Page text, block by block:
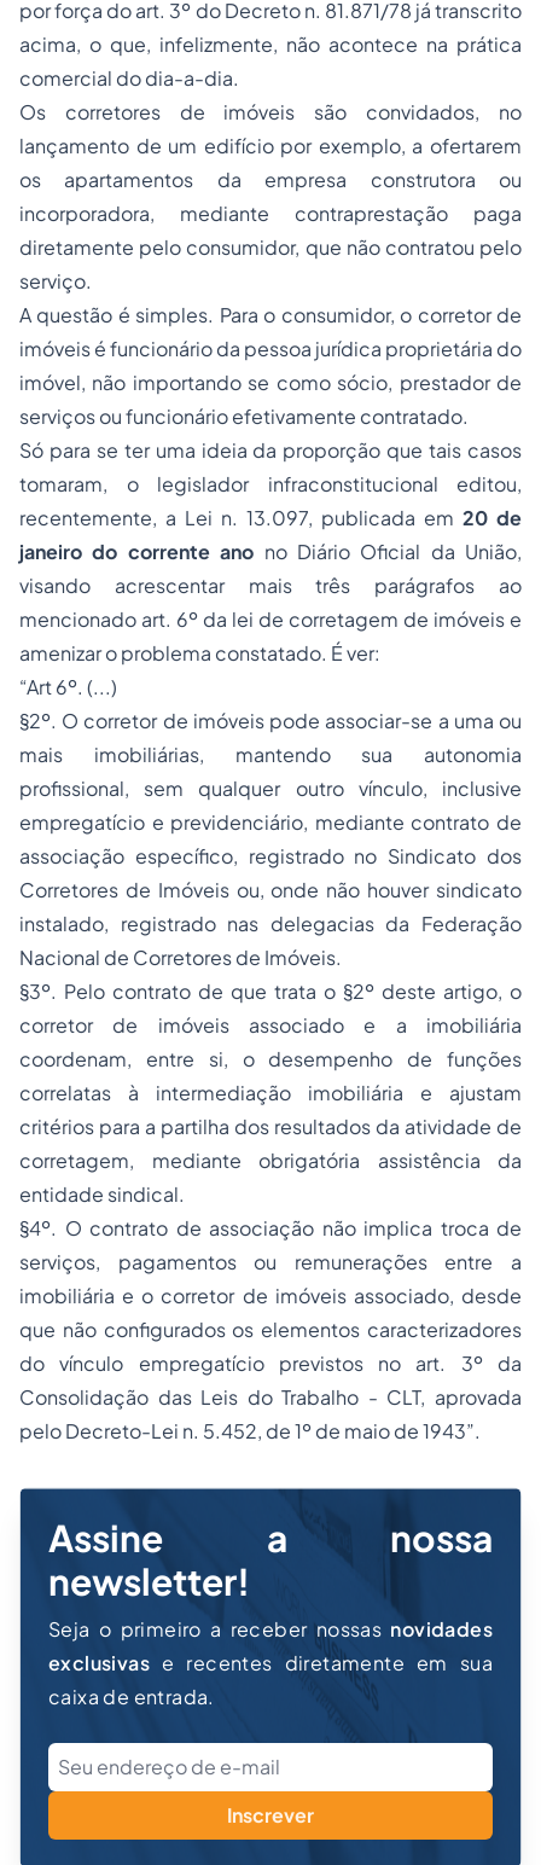
por força do art. 3º do Decreto n. 81.871/78 já transcrito
acima, o que, infelizmente, não acontece na prática
comercial do dia-a-dia.
Os corretores de imóveis são convidados, no
lançamento de um edifício por exemplo, a ofertarem
os apartamentos da empresa construtora ou
incorporadora, mediante contraprestação paga
diretamente pelo consumidor, que não contratou pelo
serviço.
A questão é simples. Para o consumidor, o corretor de
imóveis é funcionário da pessoa jurídica proprietária do
imóvel, não importando se como sócio, prestador de
serviços ou funcionário efetivamente contratado.
Só para se ter uma ideia da proporção que tais casos
tomaram, o legislador infraconstitucional editou,
recentemente, a Lei n. 13.097, publicada em 20 de
janeiro do corrente ano no Diário Oficial da União,
visando acrescentar mais três parágrafos ao
mencionado art. 6º da lei de corretagem de imóveis e
amenizar o problema constatado. É ver:
“Art 6º. (...)
§2º. O corretor de imóveis pode associar-se a uma ou
mais imobiliárias, mantendo sua autonomia
profissional, sem qualquer outro vínculo, inclusive
empregatício e previdenciário, mediante contrato de
associação específico, registrado no Sindicato dos
Corretores de Imóveis ou, onde não houver sindicato
instalado, registrado nas delegacias da Federação
Nacional de Corretores de Imóveis.
§3º. Pelo contrato de que trata o §2º deste artigo, o
corretor de imóveis associado e a imobiliária
coordenam, entre si, o desempenho de funções
correlatas à intermediação imobiliária e ajustam
critérios para a partilha dos resultados da atividade de
corretagem, mediante obrigatória assistência da
entidade sindical.
§4º. O contrato de associação não implica troca de
serviços, pagamentos ou remunerações entre a
imobiliária e o corretor de imóveis associado, desde
que não configurados os elementos caracterizadores
do vínculo empregatício previstos no art. 3º da
Consolidação das Leis do Trabalho - CLT, aprovada
pelo Decreto-Lei n. 5.452, de 1º de maio de 1943”.
Assine a nossa
newsletter!
Seja o primeiro a receber nossas novidades
exclusivas e recentes diretamente em sua
caixa de entrada.
Inscrever